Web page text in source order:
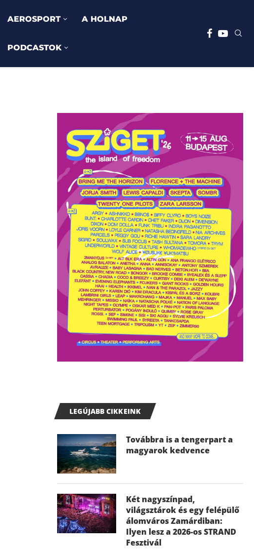
AEROSPORT A HOLNAP
PODCASTOK
LEGÚJABB CIKKEINK
Továbbra is a tengerpart a
magyarok kedvence
Két nagyszínpad,
világsztárok és egy felépülő
álomváros Zamárdiban:
Ilyen lesz a 2026-os STRAND
Fesztivál